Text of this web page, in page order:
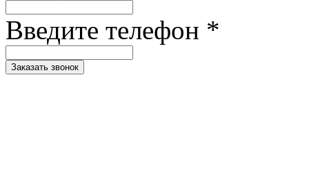
Введите телефон *